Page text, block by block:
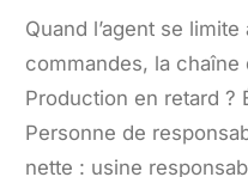
Quand l’agent se limite
commandes, la
Production en retard ?
Personne de
nette : usine